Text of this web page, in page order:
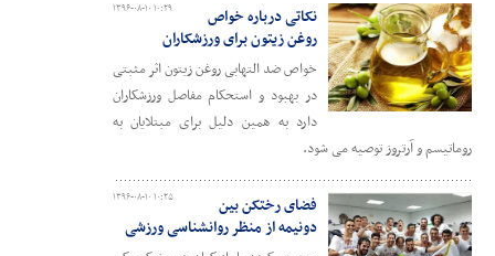
۱۳۹۶-۰۸-۱۰ ۱۰:۲۹
نکاتی درباره خواص
روغن زیتون برای ورزشکاران
خواص ضد التهابی روغن زیتون اثر مثبتی
در بهبود و استحکام مفاصل ورزشکاران
دارد به همین دلیل برای مبتلایان به
روماتیسم و آرتروز توصیه می شود.
۱۳۹۶-۰۸-۱۰ ۱۰:۲۵
فضای رختکن بین
دونیمه از منظر روانشناسی ورزشی